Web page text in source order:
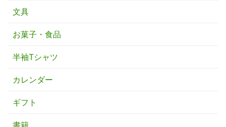
文具
お菓子・食品
半袖Tシャツ
カレンダー
ギフト